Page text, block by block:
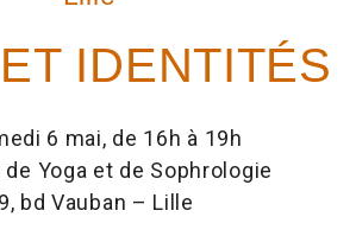
IDENTITÉS
6 mai, de 16h à 19h
de Yoga et de Sophrologie
bd Vauban – Lille